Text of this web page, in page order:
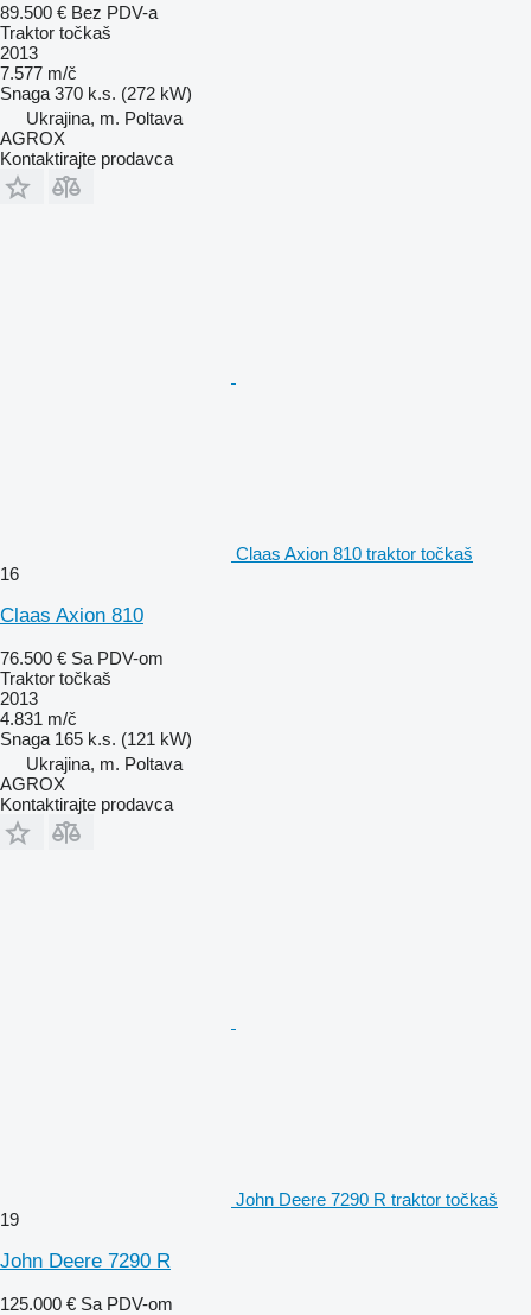
89.500 € Bez PDV-a
Traktor točkaš
2013
7.577 m/č
Snaga 370 k.s. (272 kW)
Ukrajina, m. Poltava
AGROX
Kontaktirajte prodavca
Claas Axion 810 traktor točkaš
16
Claas Axion 810
76.500 € Sa PDV-om
Traktor točkaš
2013
4.831 m/č
Snaga 165 k.s. (121 kW)
Ukrajina, m. Poltava
AGROX
Kontaktirajte prodavca
John Deere 7290 R traktor točkaš
19
John Deere 7290 R
125.000 € Sa PDV-om